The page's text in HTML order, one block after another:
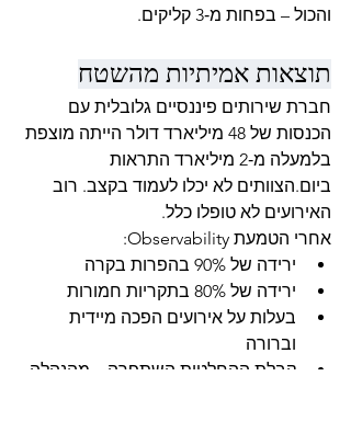
והכול – בפחות מ‑3 קליקים.
תוצאות אמיתיות מהשטח
חברת שירותים פיננסיים גלובלית עם
הכנסות של 48 מיליארד דולר הייתה מוצפת
בלמעלה מ‑2 מיליארד התראות
ביום.הצוותים לא יכלו לעמוד בקצב. רוב
האירועים לא טופלו כלל.
אחרי הטמעת Observability:
ירידה של 90% בהפרות בקרה
ירידה של 80% בתקריות חמורות
בעלות על אירועים הפכה מיידית
וברורה
קבלת ההחלטות השתפרה – מהנהלה